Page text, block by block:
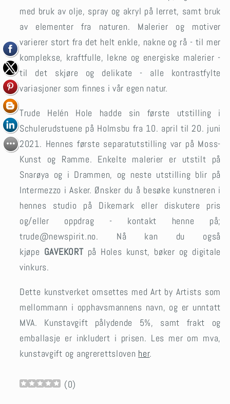
med bruk av olje, spray og akryl på lerret, samt bruk
av elementer fra naturen. Malerier og motiver
varierer stort fra det helt enkle, nakne og rå - til mer
komplekse, kraftfulle, lekne og energiske malerier -
til det skjøre og delikate - alle kontrastfylte
variasjoner som finnes i vår egen natur.
Trude Helén Hole hadde sin første utstilling i
Schulerudstuene på Holmsbu fra 10. april til 20. juni
2021. Hennes første separatutstilling var på Moss-
Kunst og Ramme. Enkelte malerier er utstilt på
Snarøya og i Drammen, og neste utstilling blir på
Intermezzo i Asker. Ønsker du å besøke kunstneren i
hennes studio på Dikemark eller diskutere pris
og/eller oppdrag - kontakt henne på;
trude@newspirit.no.
Nå kan du også
kjøpe GAVEKORTpå Holes kunst, bøker og digitale
vinkurs.
Dette kunstverket omsettes med Art by Artists som
mellommann i opphavsmannens navn, og er unntatt
MVA. Kunstavgift pålydende 5%, samt frakt og
emballasje er inkludert i prisen. Les mer om mva,
kunstavgift og angrerettsloven her.
(0)